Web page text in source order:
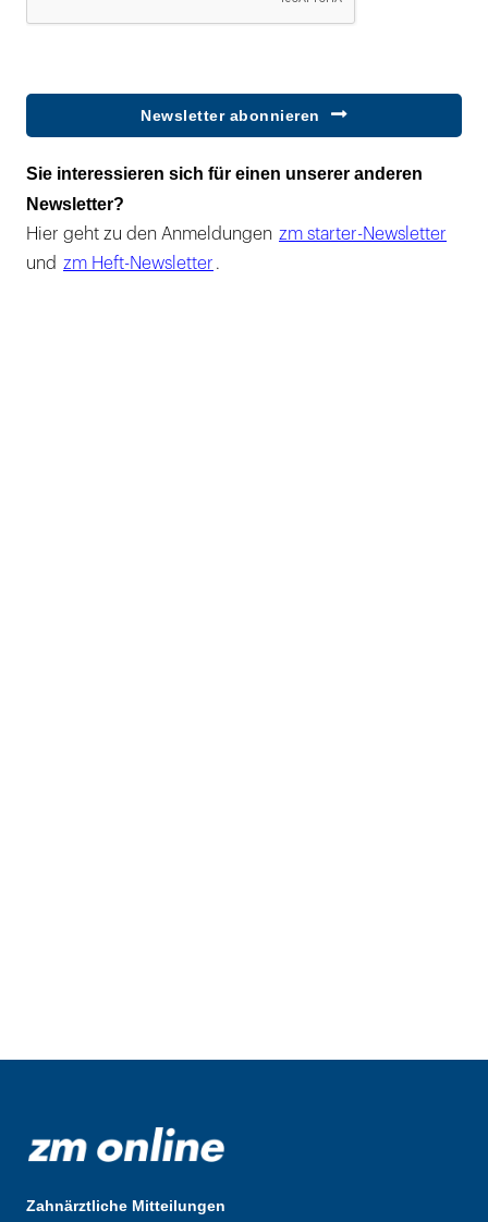
Newsletter abonnieren
Sie interessieren sich für einen unserer anderen
Newsletter?
Hier geht zu den Anmeldungen zm starter-Newsletter
und zm Heft-Newsletter .
Zahnärztliche Mitteilungen